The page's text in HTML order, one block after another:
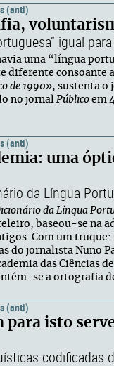
(anti)
igual
uma “língua
diferente consoante
de 1990», sustenta o
no jornal Público em
(anti)
uma
da Língua
da Língua
baseou-se na
Com um
do jornalista Nuno
das Ciências
se a ortografia
(anti)
para isto
codificadas